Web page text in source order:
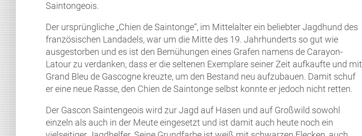
Saintongeois.
Der ursprüngliche „Chien de Saintonge“, im Mittelalter ein beliebter Jagdhund des
französischen Landadels, war um die Mitte des 19. Jahrhunderts so gut wie
ausgestorben und es ist den Bemühungen eines Grafen namens de Carayon-
Latour zu verdanken, dass er die seltenen Exemplare seiner Zeit aufkaufte und mit
Grand Bleu de Gascogne kreuzte, um den Bestand neu aufzubauen. Damit schuf
er eine neue Rasse, den Chien de Saintonge selbst konnte er jedoch nicht retten.
Der Gascon Saintengeois wird zur Jagd auf Hasen und auf Großwild sowohl
einzeln als auch in der Meute eingesetzt und ist damit auch heute noch ein